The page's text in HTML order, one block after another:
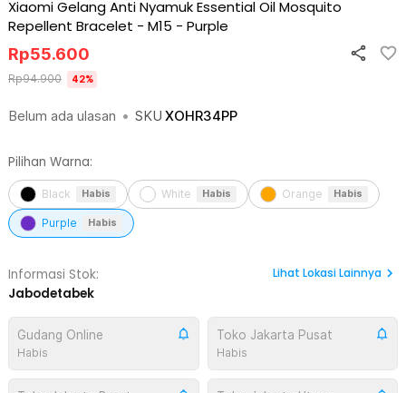
Xiaomi Gelang Anti Nyamuk Essential Oil Mosquito
Repellent Bracelet - M15 - Purple
Belum ada ulasan • SKU XOHR34PP
Rp55.600
Rp94.900 42%
Pilihan Warna:
Black Habis White Habis Orange Habis
Purple Habis
Informasi Stok:
Jabodetabek
Lihat Lokasi Lainnya
Gudang Online
Habis
Toko Jakarta Pusat
Habis